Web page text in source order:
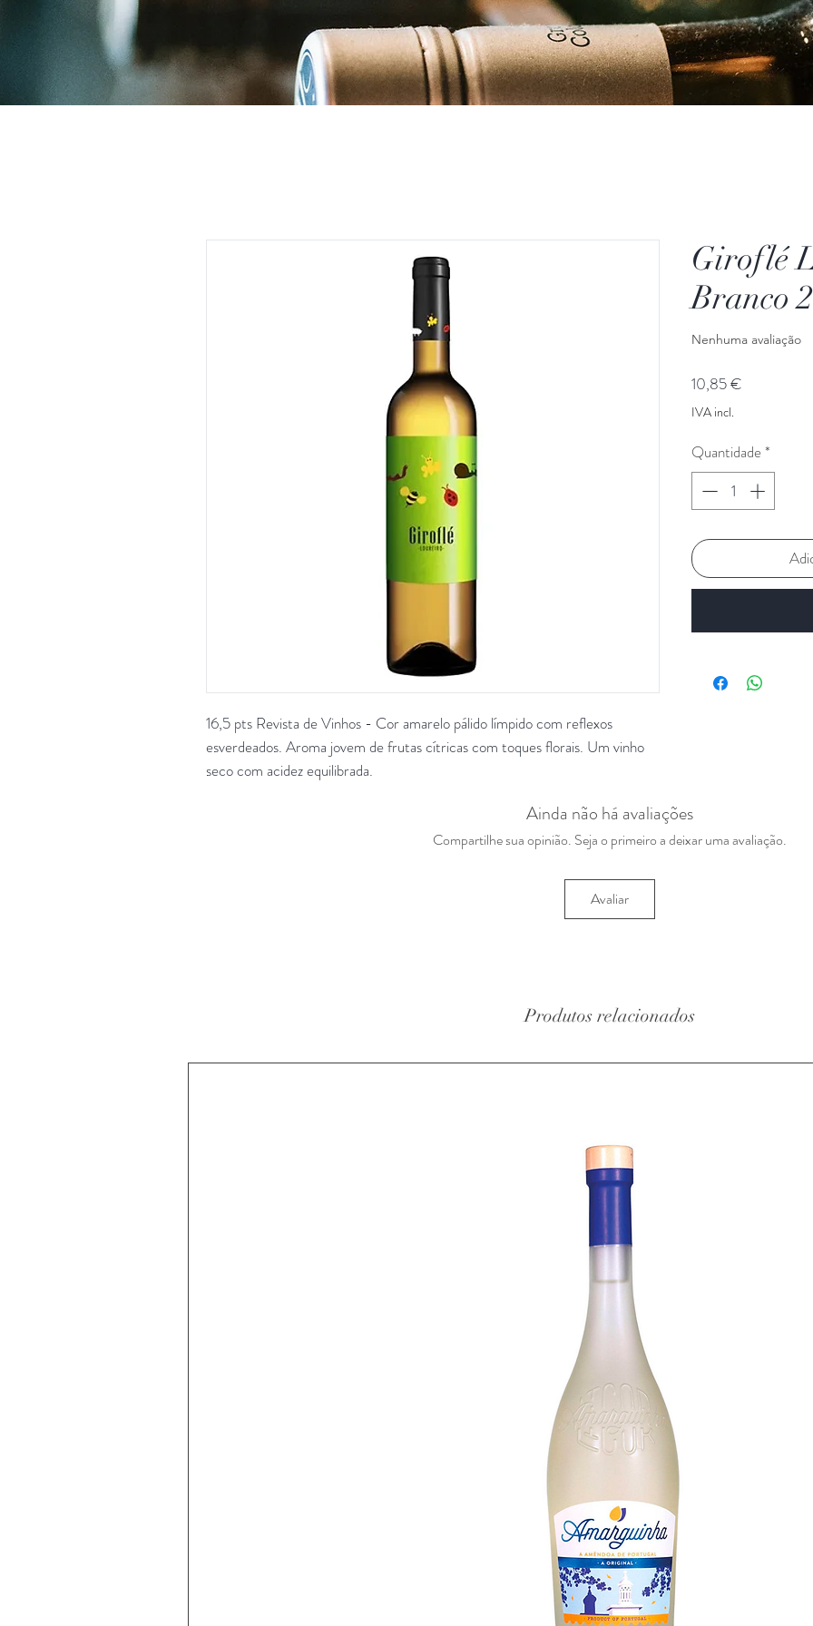
16,5 pts Revista de Vinhos - Cor amarelo pálido límpido com reflexos
esverdeados. Aroma jovem de frutas cítricas com toques florais. Um vinho
seco com acidez equilibrada.
Giroflé
Branco
Nenhuma avaliação
10,85 €
IVA incl.
Quantidade*
Ainda não há avaliações
Compartilhe sua opinião. Seja o primeiro a deixar uma avaliação.
Avaliar
Produtos relacionados